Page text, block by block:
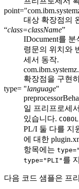
대상 확장점의
class=className
IDocument를
령문의 위치와
세서 동작.
확장점을 구현
type= "language"
일 프리프로세
있습니다. COBOL
PL/I 둘 다를 지
에 대한
항목에는
type="PLI" 를
다음 코드 샘플은 프